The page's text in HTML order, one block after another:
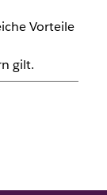
Vorteile
gilt.